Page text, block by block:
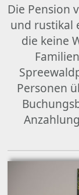
Die Pension
und rustikal
die keine
Personen